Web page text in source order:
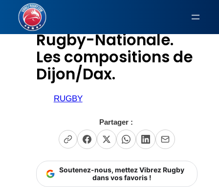
Aller
contenu Rugby-Nationale.
Les compositions de
Dijon/Dax.
RUGBY
Partager :
Soutenez-nous, mettez Vibrez Rugby
dans vos favoris !